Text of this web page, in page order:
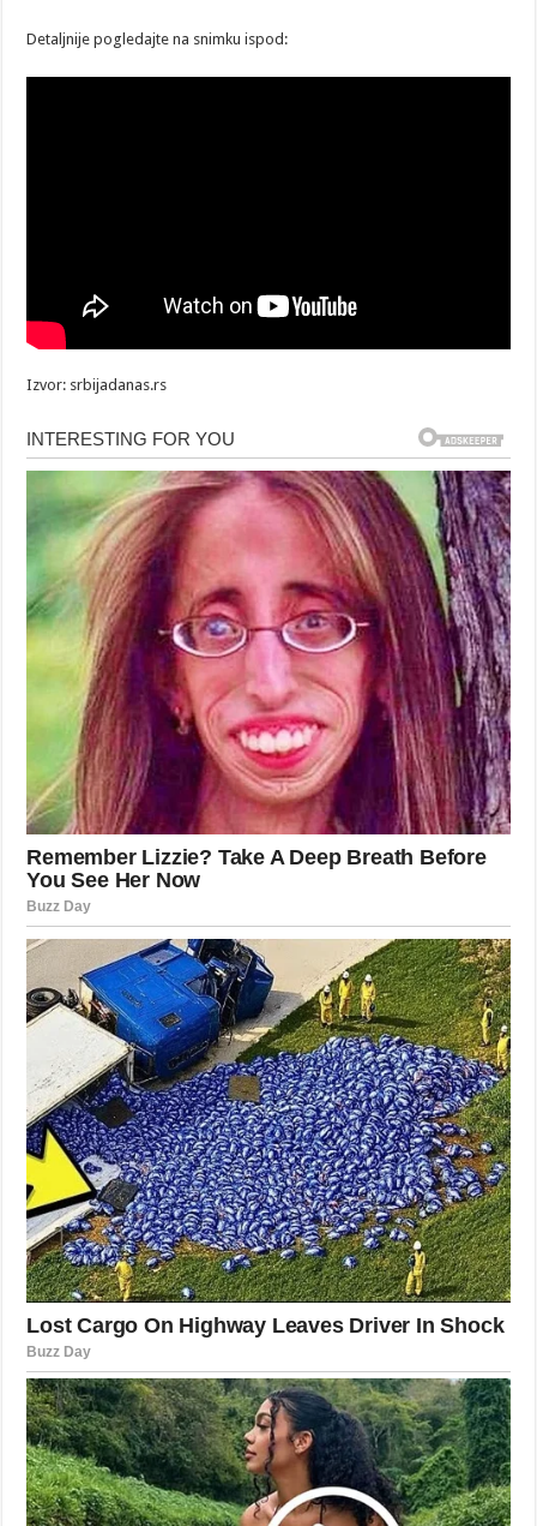
Detaljnije pogledajte na snimku ispod:
Izvor: srbijadanas.rs